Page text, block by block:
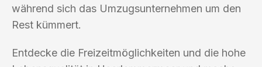
während sich das Umzugsunternehmen um den
Rest kümmert.
Entdecke die Freizeitmöglichkeiten und die hohe